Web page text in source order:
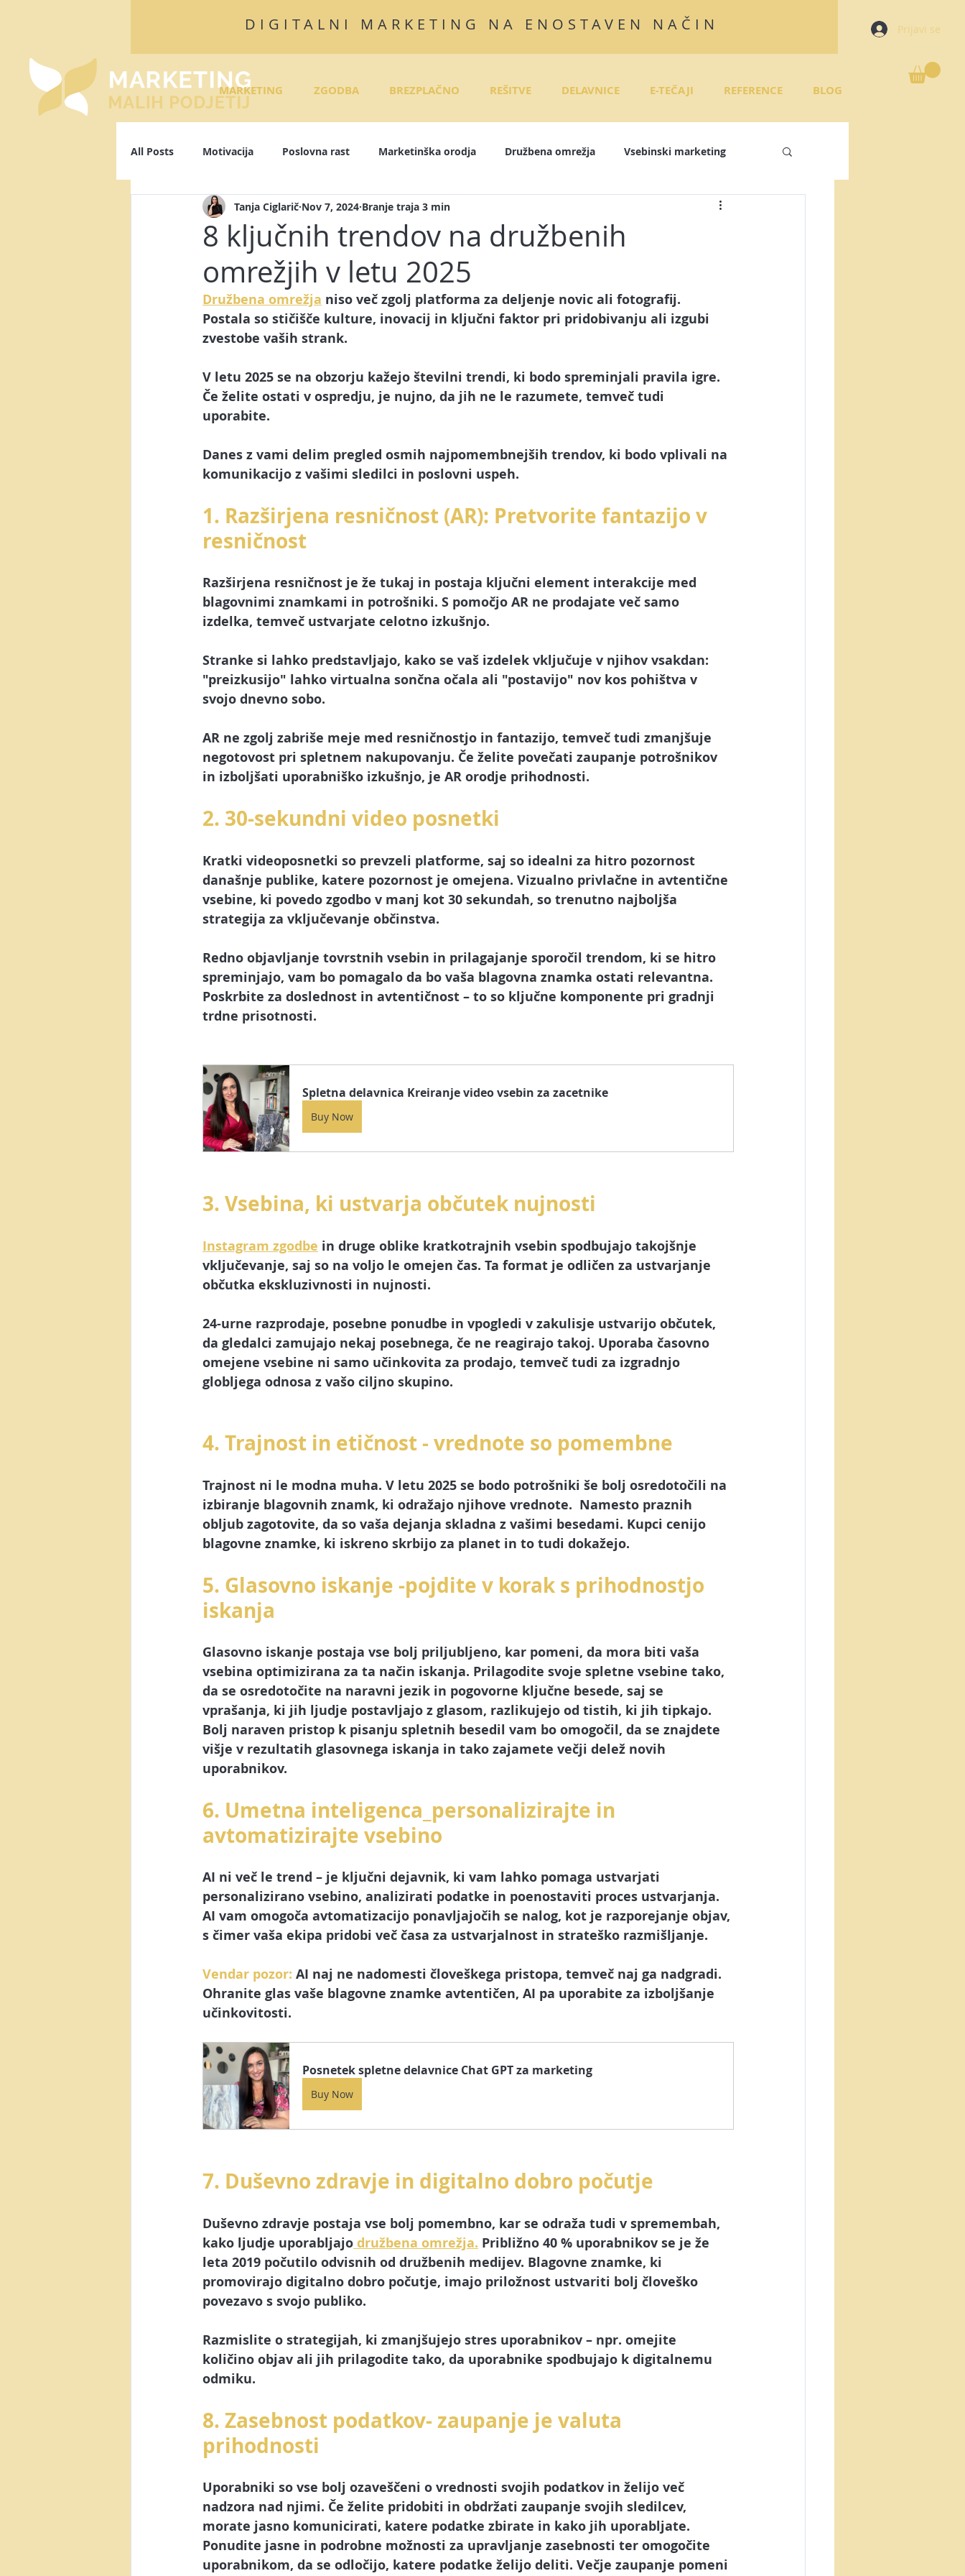
MARKETING ZGODBA BREZPLAČNO REŠITVE DELAVNICE E-TEČAJI REFERENCE BLOG
Prijavi se
DIGITALNI MARKETING NA ENOSTAVEN NAČIN
All Posts Motivacija Poslovna rast Marketinška orodja Družbena omrežja Vsebinski marketing
Algoritmi Facebook LInkedIn Instagram
Osebna blagovna znamka Prodaja Pisanje zgodb
Posel preko spleta Video marketing Spletna stran Facebook oglaševanje Spletna trgovina
AI orodja Canva Youtube Tik Tok Upravljalec družbenih omrežij Umetna inteligenca
8 ključnih trendov na družbenih
omrežjih v letu 2025
Tanja Ciglarič Nov 7, 2024 Branje traja 3 min
Družbena omrežja niso več zgolj platforma za deljenje novic ali fotografij.
Postala so stičišče kulture, inovacij in ključni faktor pri pridobivanju ali izgubi
zvestobe vaših strank.
V letu 2025 se na obzorju kažejo številni trendi, ki bodo spreminjali pravila igre.
Če želite ostati v ospredju, je nujno, da jih ne le razumete, temveč tudi
uporabite.
Danes z vami delim pregled osmih najpomembnejših trendov, ki bodo vplivali na
komunikacijo z vašimi sledilci in poslovni uspeh.
1. Razširjena resničnost (AR): Pretvorite fantazijo v
resničnost
Razširjena resničnost je že tukaj in postaja ključni element interakcije med
blagovnimi znamkami in potrošniki. S pomočjo AR ne prodajate več samo
izdelka, temveč ustvarjate celotno izkušnjo.
Stranke si lahko predstavljajo, kako se vaš izdelek vključuje v njihov vsakdan:
"preizkusijo" lahko virtualna sončna očala ali "postavijo" nov kos pohištva v
svojo dnevno sobo.
AR ne zgolj zabriše meje med resničnostjo in fantazijo, temveč tudi zmanjšuje
negotovost pri spletnem nakupovanju. Če želite povečati zaupanje potrošnikov
in izboljšati uporabniško izkušnjo, je AR orodje prihodnosti.
2. 30-sekundni video posnetki
Kratki videoposnetki so prevzeli platforme, saj so idealni za hitro pozornost
današnje publike, katere pozornost je omejena. Vizualno privlačne in avtentične
vsebine, ki povedo zgodbo v manj kot 30 sekundah, so trenutno najboljša
strategija za vključevanje občinstva.
Redno objavljanje tovrstnih vsebin in prilagajanje sporočil trendom, ki se hitro
spreminjajo, vam bo pomagalo da bo vaša blagovna znamka ostati relevantna.
Poskrbite za doslednost in avtentičnost – to so ključne komponente pri gradnji
trdne prisotnosti.
Spletna delavnica Kreiranje video vsebin za zacetnike
Buy Now
3. Vsebina, ki ustvarja občutek nujnosti
Instagram zgodbe in druge oblike kratkotrajnih vsebin spodbujajo takojšnje
vključevanje, saj so na voljo le omejen čas. Ta format je odličen za ustvarjanje
občutka ekskluzivnosti in nujnosti.
24-urne razprodaje, posebne ponudbe in vpogledi v zakulisje ustvarijo občutek,
da gledalci zamujajo nekaj posebnega, če ne reagirajo takoj. Uporaba časovno
omejene vsebine ni samo učinkovita za prodajo, temveč tudi za izgradnjo
globljega odnosa z vašo ciljno skupino.
4. Trajnost in etičnost - vrednote so pomembne
Trajnost ni le modna muha. V letu 2025 se bodo potrošniki še bolj osredotočili na
izbiranje blagovnih znamk, ki odražajo njihove vrednote.  Namesto praznih
obljub zagotovite, da so vaša dejanja skladna z vašimi besedami. Kupci cenijo
blagovne znamke, ki iskreno skrbijo za planet in to tudi dokažejo.
5. Glasovno iskanje -pojdite v korak s prihodnostjo
iskanja
Glasovno iskanje postaja vse bolj priljubljeno, kar pomeni, da mora biti vaša
vsebina optimizirana za ta način iskanja. Prilagodite svoje spletne vsebine tako,
da se osredotočite na naravni jezik in pogovorne ključne besede, saj se
vprašanja, ki jih ljudje postavljajo z glasom, razlikujejo od tistih, ki jih tipkajo.
Bolj naraven pristop k pisanju spletnih besedil vam bo omogočil, da se znajdete
višje v rezultatih glasovnega iskanja in tako zajamete večji delež novih
uporabnikov.
6. Umetna inteligenca_personalizirajte in
avtomatizirajte vsebino
AI ni več le trend – je ključni dejavnik, ki vam lahko pomaga ustvarjati
personalizirano vsebino, analizirati podatke in poenostaviti proces ustvarjanja.
AI vam omogoča avtomatizacijo ponavljajočih se nalog, kot je razporejanje objav,
s čimer vaša ekipa pridobi več časa za ustvarjalnost in strateško razmišljanje.
Vendar pozor: AI naj ne nadomesti človeškega pristopa, temveč naj ga nadgradi.
Ohranite glas vaše blagovne znamke avtentičen, AI pa uporabite za izboljšanje
učinkovitosti.
Posnetek spletne delavnice Chat GPT za marketing
Buy Now
7. Duševno zdravje in digitalno dobro počutje
Duševno zdravje postaja vse bolj pomembno, kar se odraža tudi v spremembah,
kako ljudje uporabljajo družbena omrežja. Približno 40 % uporabnikov se je že
leta 2019 počutilo odvisnih od družbenih medijev. Blagovne znamke, ki
promovirajo digitalno dobro počutje, imajo priložnost ustvariti bolj človeško
povezavo s svojo publiko.
Razmislite o strategijah, ki zmanjšujejo stres uporabnikov – npr. omejite
količino objav ali jih prilagodite tako, da uporabnike spodbujajo k digitalnemu
odmiku.
8. Zasebnost podatkov- zaupanje je valuta
prihodnosti
Uporabniki so vse bolj ozaveščeni o vrednosti svojih podatkov in želijo več
nadzora nad njimi. Če želite pridobiti in obdržati zaupanje svojih sledilcev,
morate jasno komunicirati, katere podatke zbirate in kako jih uporabljate.
Ponudite jasne in podrobne možnosti za upravljanje zasebnosti ter omogočite
uporabnikom, da se odločijo, katere podatke želijo deliti. Večje zaupanje pomeni